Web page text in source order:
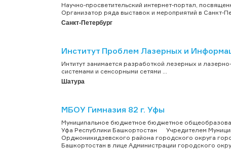
Научно-просветительский интернет-портал,
Организатор ряда выставок и мероприятий в Санкт-
Санкт-Петербург
Институт Проблем Лазерных и
Интитут занимается разработкой лезерных и
системами и сенсорными сетями ...
Шатура
МБОУ Гимназия 82 г. Уфы
Муниципальное бюджетное бюджетное
Уфа Республики Башкортостан Учредителем
Орджоникидзевского района городского округа
Башкортостан в лице Администрации городского